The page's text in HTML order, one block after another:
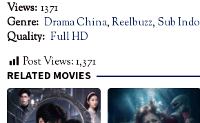
Views: 1371
Genre: Drama China,Reelbuzz, Sub Indo
Quality: Full HD
Post Views:1,371
RELATED MOVIES